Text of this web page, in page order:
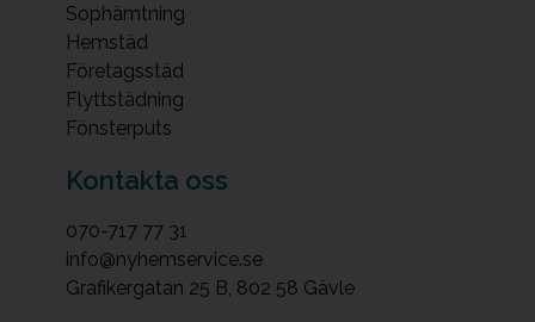
Sophämtning
Hemstäd
Företagsstäd
Flyttstädning
Fönsterputs
Kontakta oss
070-717 77 31
info@nyhemservice.se
Grafikergatan 25 B, 802 58 Gävle